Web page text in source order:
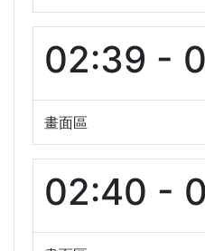
02:39 -
畫面區
02:40 -